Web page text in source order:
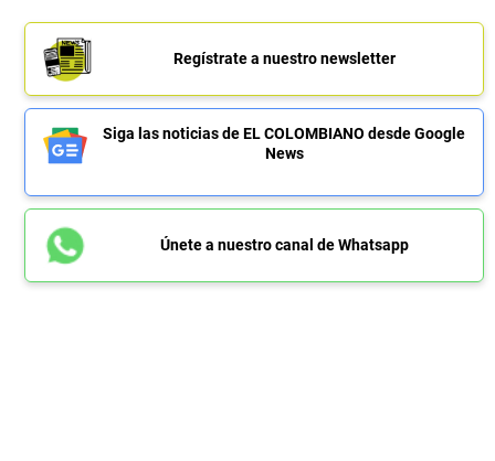
Regístrate a nuestro newsletter
Siga las noticias de EL COLOMBIANO desde Google
News
Únete a nuestro canal de Whatsapp